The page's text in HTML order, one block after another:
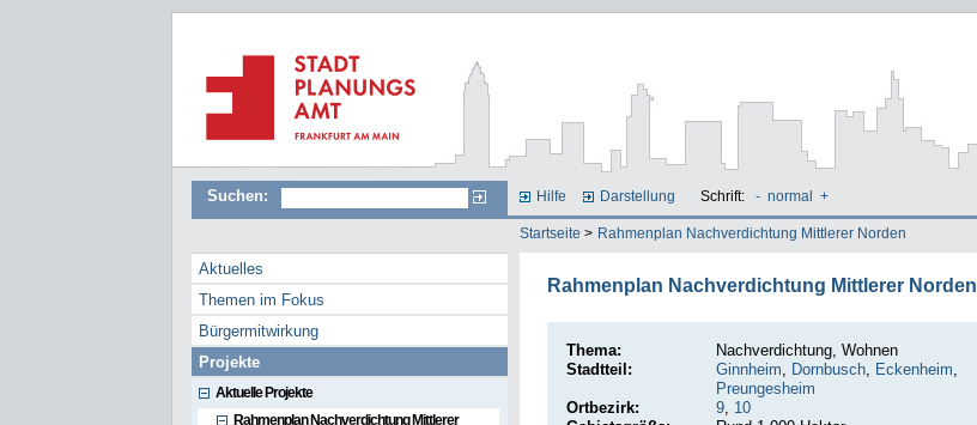
Suchen: Hilfe Darstellung Schrift: - normal +
Startseite > Rahmenplan Nachverdichtung Mittlerer Norden
Aktuelles
Themen im Fokus
Bürgermitwirkung
Projekte
Aktuelle Projekte
Rahmenplan Nachverdichtung Mittlerer
Rahmenplan Nachverdichtung Mittlerer Norden
Thema:
Nachverdichtung, Wohnen
Stadtteil:
Ginnheim, Dornbusch, Eckenheim,
Preungesheim
Ortbezirk:
9, 10